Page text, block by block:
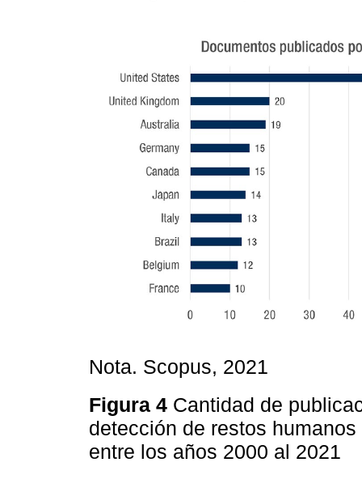
Nota. Scopus, 2021
Figura 4 Cantidad de
detección de restos
entre los años 2000 al 2021